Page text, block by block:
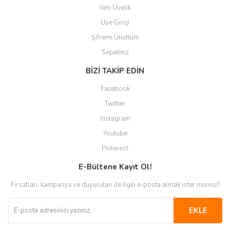
Yeni Üyelik
Üye Girişi
Şifremi Unuttum
Sepetiniz
BİZİ TAKİP EDİN
Facebook
Twitter
Instagram
Youtube
Pinterest
E-Bültene Kayıt Ol!
Fırsatları, kampanya ve duyuruları ile ilgili e-posta almak ister misiniz?
EKLE